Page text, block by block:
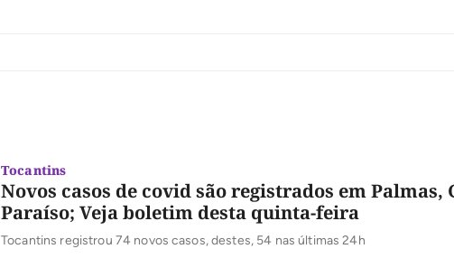
Tocantins
Novos casos de covid são registrados em Palmas,
Paraíso; Veja boletim desta quinta-feira
Tocantins registrou 74 novos casos, destes, 54 nas últimas 24h